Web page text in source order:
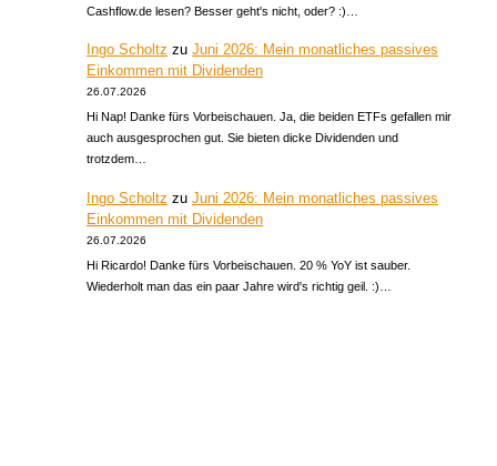
Cashflow.de lesen? Besser geht's nicht, oder? :)…
Ingo Scholtz zu Juni 2026: Mein monatliches passives
Einkommen mit Dividenden
26.07.2026
Hi Nap! Danke fürs Vorbeischauen. Ja, die beiden ETFs gefallen mir
auch ausgesprochen gut. Sie bieten dicke Dividenden und
trotzdem…
Ingo Scholtz zu Juni 2026: Mein monatliches passives
Einkommen mit Dividenden
26.07.2026
Hi Ricardo! Danke fürs Vorbeischauen. 20 % YoY ist sauber.
Wiederholt man das ein paar Jahre wird's richtig geil. :)…